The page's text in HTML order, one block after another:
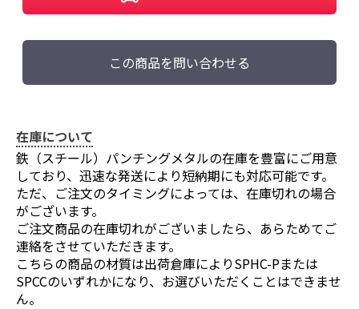
この商品を問い合わせる
在庫について
鉄（スチール）パンチングメタルの在庫を豊富にご用意
しており、迅速な発送により短納期にも対応可能です。
ただ、ご注文のタイミングによっては、在庫切れの場合
がございます。
ご注文商品の在庫切れがございましたら、あらためてご
連絡をさせていただきます。
こちらの商品の材質は出荷倉庫によりSPHC-Pまたは
SPCCのいずれかになり、お選びいただくことはできませ
ん。